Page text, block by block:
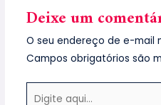
Deixe um
O seu endereço de e-mail
Campos obrigatórios são